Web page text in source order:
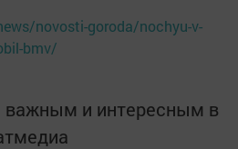
novosti-goroda/nochyu-v-
bmv/
и интересным в